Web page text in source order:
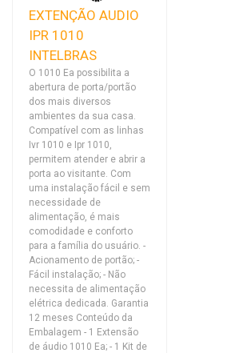
EXTENÇÃO AUDIO
IPR 1010
INTELBRAS
O 1010 Ea possibilita a
abertura de porta/portão
dos mais diversos
ambientes da sua casa.
Compatível com as linhas
Ivr 1010 e Ipr 1010,
permitem atender e abrir a
porta ao visitante. Com
uma instalação fácil e sem
necessidade de
alimentação, é mais
comodidade e conforto
para a família do usuário. -
Acionamento de portão; -
Fácil instalação; - Não
necessita de alimentação
elétrica dedicada. Garantia
12 meses Conteúdo da
Embalagem - 1 Extensão
de áudio 1010 Ea; - 1 Kit de